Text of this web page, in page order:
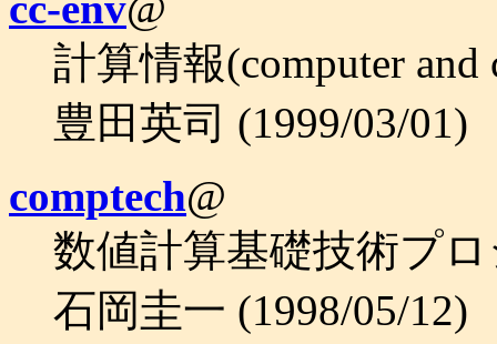
計算情報(computer
豊田英司 (1999/03/01)
comptech@
数値計算基礎技術プ
石岡圭一 (1998/05/12)